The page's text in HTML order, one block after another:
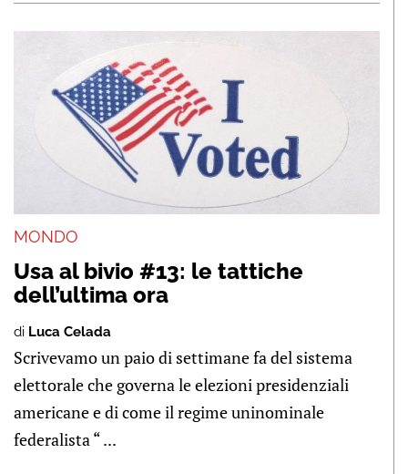
MONDO
Usa al bivio #13: le tattiche
dell’ultima ora
di Luca Celada
Scrivevamo un paio di settimane fa del sistema
elettorale che governa le elezioni presidenziali
americane e di come il regime uninominale
federalista “ ...